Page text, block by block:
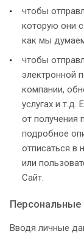
чтобы
которую они
как мы
чтобы
электронной
компании,
услугах и т.д.
от
подробное
отписаться в
или
Сайт.
Вводя личные